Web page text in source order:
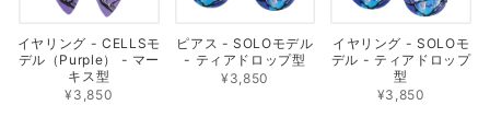
イヤリング - CELLSモ
デル（Purple） - マー
キス型
¥3,850
ピアス - SOLOモデル
- ティアドロップ型
¥3,850
イヤリング - SOLOモ
デル - ティアドロップ
型
¥3,850